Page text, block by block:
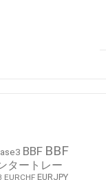
BBF BBF
タートレー
EURCHF EURJPY